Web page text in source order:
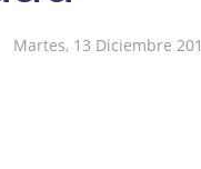
Martes, 13 Diciembre